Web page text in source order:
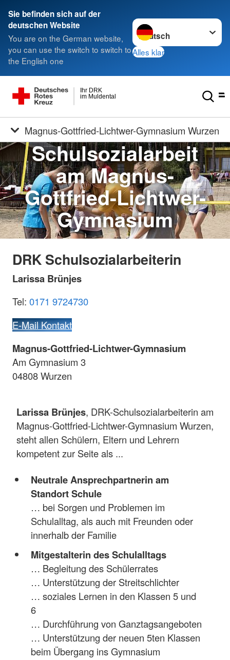
Sie befinden sich auf der
deutschen Website
You are on the German website,
you can use the switch to switch to
the English one
Sprache wechseln zu
Alles klar
im Muldental
Ihr DRK
Magnus-Gottfried-Lichtwer-Gymnasium Wurzen
Schulsozialarbeit
am Magnus-
Gottfried-Lichtwer-
Gymnasium
DRK Schulsozialarbeiterin
Larissa Brünjes
Tel: 0171 9724730
E-Mail Kontakt
Magnus-Gottfried-Lichtwer-Gymnasium
Am Gymnasium 3
04808 Wurzen
Larissa Brünjes, DRK-Schulsozialarbeiterin am
Magnus-Gottfried-Lichtwer-Gymnasium Wurzen,
steht allen Schülern, Eltern und Lehrern
kompetent zur Seite als ...
Neutrale Ansprechpartnerin am
Standort Schule
… bei Sorgen und Problemen im
Schulalltag, als auch mit Freunden oder
innerhalb der Familie
Mitgestalterin des Schulalltags
… Begleitung des Schülerrates
… Unterstützung der Streitschlichter
… soziales Lernen in den Klassen 5 und
6
… Durchführung von Ganztagsangeboten
… Unterstützung der neuen 5ten Klassen
beim Übergang ins Gymnasium